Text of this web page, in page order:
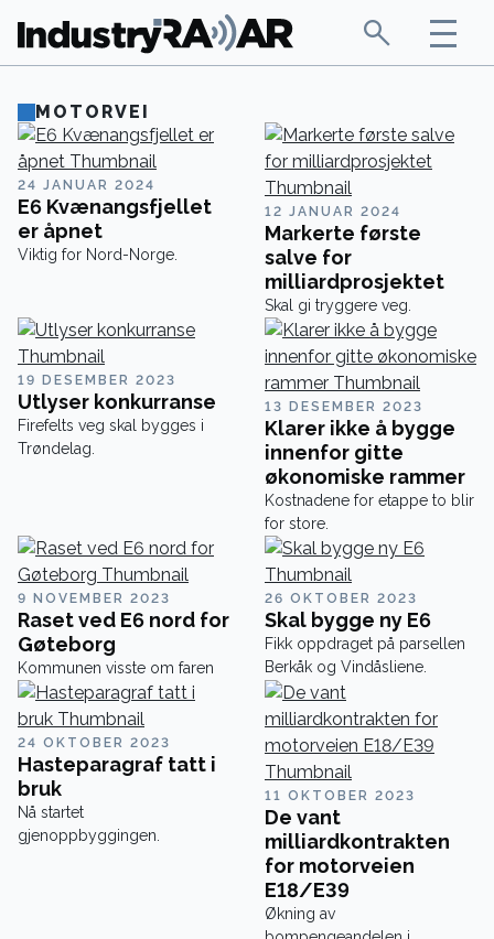
MOTORVEI
24 JANUAR 2024
E6 Kvænangsfjellet
er åpnet
Viktig for Nord-Norge.
12 JANUAR 2024
Markerte første
salve for
milliardprosjektet
Skal gi tryggere veg.
19 DESEMBER 2023
Utlyser konkurranse
Firefelts veg skal bygges i
Trøndelag.
13 DESEMBER 2023
Klarer ikke å bygge
innenfor gitte
økonomiske rammer
Kostnadene for etappe to blir
for store.
9 NOVEMBER 2023
Raset ved E6 nord for
Gøteborg
Kommunen visste om faren
26 OKTOBER 2023
Skal bygge ny E6
Fikk oppdraget på parsellen
Berkåk og Vindåsliene.
24 OKTOBER 2023
Hasteparagraf tatt i
bruk
Nå startet
gjenoppbyggingen.
11 OKTOBER 2023
De vant
milliardkontrakten
for motorveien
E18/E39
Økning av